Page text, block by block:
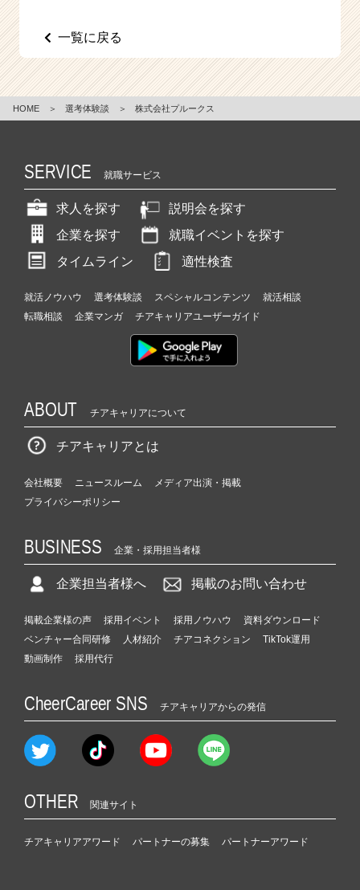
一覧に戻る
HOME ＞ 選考体験談 ＞ 株式会社プルークス
SERVICE 就職サービス
求人を探す
説明会を探す
企業を探す
就職イベントを探す
タイムライン
適性検査
就活ノウハウ 選考体験談 スペシャルコンテンツ
就活相談
転職相談
企業マンガ チアキャリアユーザーガイド
ABOUT チアキャリアについて
チアキャリアとは
会社概要 ニュースルーム
メディア出演・掲載
プライバシーポリシー
BUSINESS 企業・採用担当者様
企業担当者様へ 掲載のお問い合わせ
掲載企業様の声 採用イベント 採用ノウハウ
資料ダウンロード
ベンチャー合同研修
人材紹介 チアコネクション
TikTok運用
動画制作
採用代行
CheerCareer SNS チアキャリアからの発信
OTHER 関連サイト
チアキャリアアワード パートナーの募集 パートナーアワード